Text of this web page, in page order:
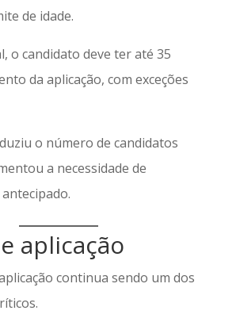
de idade.
o candidato deve ter até 35
da aplicação, com exceções
o número de candidatos
a necessidade de
aplicação
continua sendo um dos